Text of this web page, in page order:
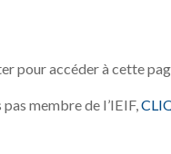
pour accéder à cette
pas membre de l’IEIF,